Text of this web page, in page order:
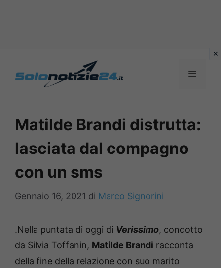
MENU
Matilde Brandi distrutta:
lasciata dal compagno
con un sms
Gennaio 16, 2021 di Marco Signorini
.Nella puntata di oggi di Verissimo, condotto
da Silvia Toffanin, Matilde Brandi racconta
della fine della relazione con suo marito